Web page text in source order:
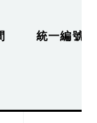
統一編號